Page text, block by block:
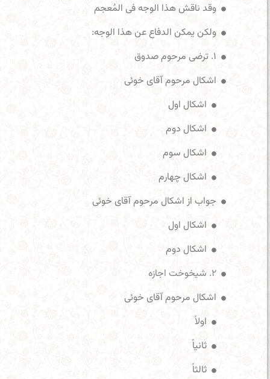
وقد ناقش هذا الوجه فی المُعجم
ولکن یمکن الدفاع عن هذا الوجه:
۱. ترضی مرحوم صدوق
اشکال مرحوم آقای خوئی
اشکال اول
اشکال دوم
اشکال سوم
اشکال چهارم
جواب از اشکال مرحوم آقای خوئی
اشکال اول
اشکال دوم
۲. شیخوخت اجازه
اشکال مرحوم آقای خوئی
اولاً
ثانیاً
ثالثاً